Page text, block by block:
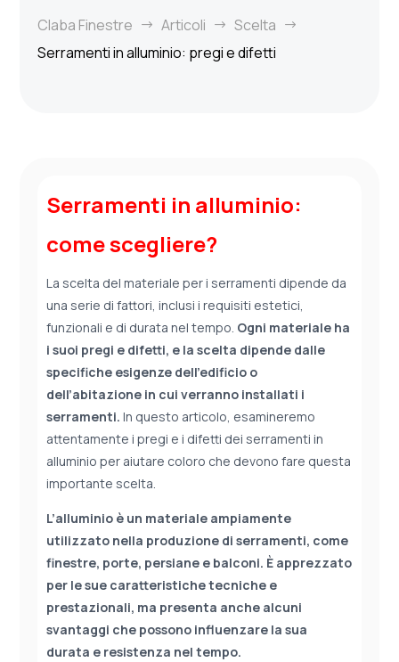
Claba Finestre $ Articoli $ Scelta $
Serramenti in alluminio: pregi e difetti
Serramenti in alluminio:
come scegliere?
La scelta del materiale per i serramenti dipende da
una serie di fattori, inclusi i requisiti estetici,
funzionali e di durata nel tempo. Ogni materiale ha
i suoi pregi e difetti, e la scelta dipende dalle
specifiche esigenze dell’edificio o
dell’abitazione in cui verranno installati i
serramenti. In questo articolo, esamineremo
attentamente i pregi e i difetti dei serramenti in
alluminio per aiutare coloro che devono fare questa
importante scelta.
L’alluminio è un materiale ampiamente
utilizzato nella produzione di serramenti, come
finestre, porte, persiane e balconi. È apprezzato
per le sue caratteristiche tecniche e
prestazionali, ma presenta anche alcuni
svantaggi che possono influenzare la sua
durata e resistenza nel tempo.